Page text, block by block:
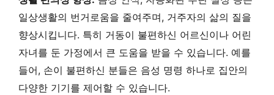
일상생활의 번거로움을 줄여주며, 거주자의 삶의 질을
향상시킵니다. 특히 거동이 불편하신 어르신이나 어린
자녀를 둔 가정에서 큰 도움을 받을 수 있습니다. 예를
들어, 손이 불편하신 분들은 음성 명령 하나로 집안의
다양한 기기를 제어할 수 있습니다.